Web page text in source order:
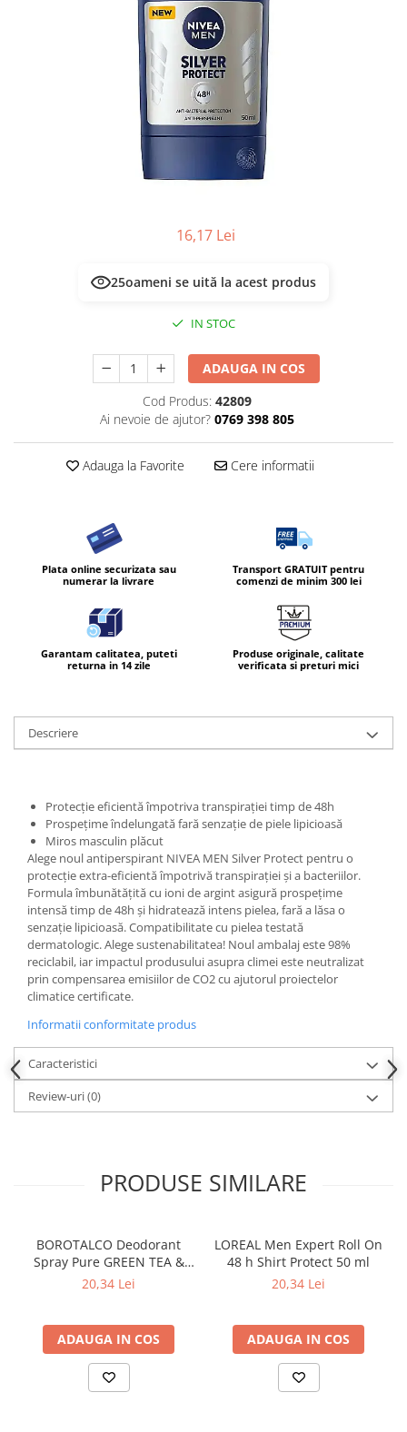
Servetele Umede & Uscate
16,17 Lei
25oameni se uită la acest produs
IN STOC
ADAUGA IN COS
Cod Produs: 42809
Ai nevoie de ajutor? 0769 398 805
Adauga la Favorite Cere informatii
Plata online securizata sau
numerar la livrare
Transport GRATUIT pentru
comenzi de minim 300 lei
Garantam calitatea, puteti
returna in 14 zile
Produse originale, calitate
verificata si preturi mici
Descriere
Protecție eficientă împotriva transpirației timp de 48h
Prospețime îndelungată fară senzație de piele lipicioasă
Miros masculin plăcut
Alege noul antiperspirant NIVEA MEN Silver Protect pentru o
protecție extra-eficientă împotrivă transpirației și a bacteriilor.
Formula îmbunătățită cu ioni de argint asigură prospețime
intensă timp de 48h și hidratează intens pielea, fară a lăsa o
senzație lipicioasă. Compatibilitate cu pielea testată
dermatologic. Alege sustenabilitatea! Noul ambalaj este 98%
reciclabil, iar impactul produsului asupra climei este neutralizat
prin compensarea emisiilor de CO2 cu ajutorul proiectelor
climatice certificate.
Informatii conformitate produs
Caracteristici
Review-uri(0)
PRODUSE SIMILARE
BOROTALCO Deodorant
Spray Pure GREEN TEA &
LIME SCENT 150 ml
20,34 Lei
ADAUGA IN COS
LOREAL Men Expert Roll On
48 h Shirt Protect 50 ml
20,34 Lei
ADAUGA IN COS